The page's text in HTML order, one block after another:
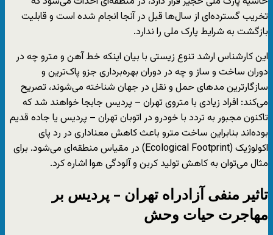
تخریب گسترده‌ای از سال‌ها قبل در آنجا انجام شده است و قابلیت
بازگشت به شرایط پارک ملی را ندارد.
این کارشناس ارشد تنوع زیستی با بیان اینکه خط آهن و مترو چه در
دوران ساخت و ساز و چه در دوران بهره­‌برداری جزو پاک‌ترین و
سازگارترین مدهای حمل و نقل در جهان شناخته می‌شوند، تصریح
می‌کند: افراد زیادی با متروی تهران – پردیس جابجا خواهند شد که
تاکنون مجبور به تردد با خودرو در اتوبان تهران – پردیس یا جاده قدیم
بوده‌اند بنابراین ساخت مترو باعث کاهش معناداری در رد پای
اکولوژیک (Ecological Footprint) در مقیاس منطقه­‌ای می‌شود. برای
مثال می­‌توان به کاهش تولید کربن و آلودگی هوا اشاره کرد.
تاثیر منفی آزادراه تهران – پردیس بر
مهاجرت حیات وحش